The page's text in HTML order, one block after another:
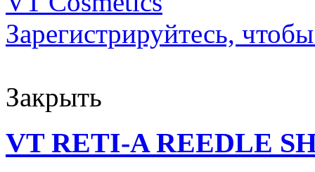
Зарегистрируйтесь,
Закрыть
VT RETI-A REEDLE